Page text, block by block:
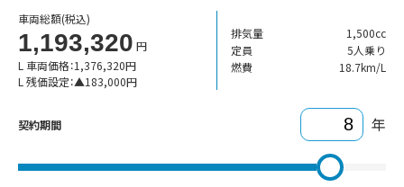
車両総額(税込)
1,193,320 円
L 車両価格：1,376,320円
L 残価設定：▲183,000円
排気量
1,500cc
定員
5人乗り
燃費
18.7km/L
契約期間 年